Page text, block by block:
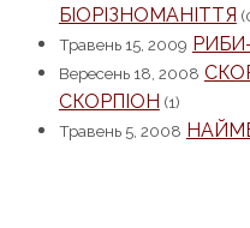
БІОРІЗНОМАНІТТЯ
Травень 15, 2009
Вересень 18, 2008
СКОРПІОН (1)
Травень 5, 2008